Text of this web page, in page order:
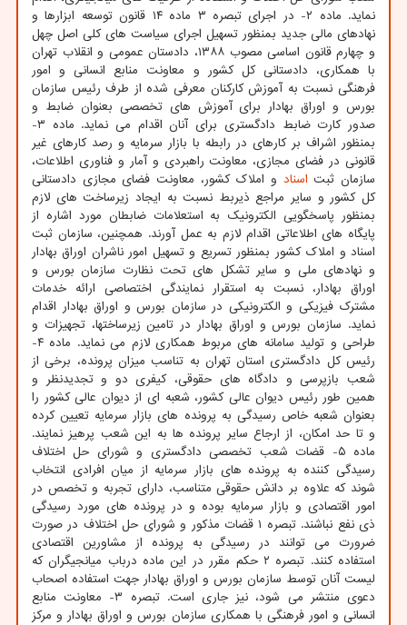
نماید. ماده ۲- در اجرای تبصره ۳ ماده ۱۴ قانون توسعه ابزارها و
نهادهای مالی جدید بمنظور تسهیل اجرای سیاست های کلی اصل چهل
و چهارم قانون اساسی مصوب ۱۳۸۸، دادستان عمومی و انقلاب تهران
با همکاری، دادستانی کل کشور و معاونت منابع انسانی و امور
فرهنگی نسبت به آموزش کارکنان معرفی شده از طرف رئیس سازمان
بورس و اوراق بهادار برای آموزش های تخصصی بعنوان ضابط و
صدور کارت ضابط دادگستری برای آنان اقدام می نماید. ماده ۳-
بمنظور اشراف بر کارهای در رابطه با بازار سرمایه و رصد کارهای غیر
قانونی در فضای مجازی، معاونت راهبردی و آمار و فناوری اطلاعات،
سازمان ثبت اسناد و املاک کشور، معاونت فضای مجازی دادستانی
کل کشور و سایر مراجع ذیربط نسبت به ایجاد زیرساخت های لازم
بمنظور پاسخگویی الکترونیک به استعلامات ضابطان مورد اشاره از
پایگاه های اطلاعاتی اقدام لازم به عمل آورند. همچنین، سازمان ثبت
اسناد و املاک کشور بمنظور تسریع و تسهیل امور ناشران اوراق بهادار
و نهادهای ملی و سایر تشکل های تحت نظارت سازمان بورس و
اوراق بهادار، نسبت به استقرار نمایندگی اختصاصی ارائه خدمات
مشترک فیزیکی و الکترونیکی در سازمان بورس و اوراق بهادار اقدام
نماید. سازمان بورس و اوراق بهادار در تامین زیرساختها، تجهیزات و
طراحی و تولید سامانه های مربوط همکاری لازم می نماید. ماده ۴-
رئیس کل دادگستری استان تهران به تناسب میزان پرونده، برخی از
شعب بازپرسی و دادگاه های حقوقی، کیفری دو و تجدیدنظر و
همین طور رئیس دیوان عالی کشور، شعبه ای از دیوان عالی کشور را
بعنوان شعبه خاص رسیدگی به پرونده های بازار سرمایه تعیین کرده
و تا حد امکان، از ارجاع سایر پرونده ها به این شعب پرهیز نمایند.
ماده ۵- قضات شعب تخصصی دادگستری و شورای حل اختلاف
رسیدگی کننده به پرونده های بازار سرمایه از میان افرادی انتخاب
شوند که علاوه بر دانش حقوقی متناسب، دارای تجربه و تخصص در
امور اقتصادی و بازار سرمایه بوده و در پرونده های مورد رسیدگی
ذی نفع نباشند. تبصره ۱ قضات مذکور و شورای حل اختلاف در صورت
ضرورت می توانند در رسیدگی به پرونده از مشاورین اقتصادی
استفاده کنند. تبصره ۲ حکم مقرر در این ماده درباب میانجیگران که
لیست آنان توسط سازمان بورس و اوراق بهادار جهت استفاده اصحاب
دعوی منتشر می شود، نیز جاری است. تبصره ۳- معاونت منابع
انسانی و امور فرهنگی با همکاری سازمان بورس و اوراق بهادار و مرکز